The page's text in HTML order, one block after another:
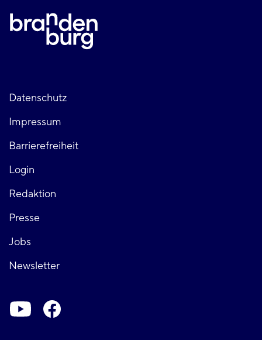
Fußzeile
links
Datenschutz
Impressum
Barrierefreiheit
Login
Fußzeile
rechts
Redaktion
Presse
Jobs
Newsletter
Soziale-